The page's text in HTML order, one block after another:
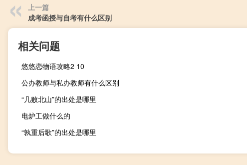
上一篇
成考函授与自考有什么区别
相关问题
悠悠恋物语攻略2 10
公办教师与私办教师有什么区别
“几败北山”的出处是哪里
电炉工做什么的
“孰重后歌”的出处是哪里